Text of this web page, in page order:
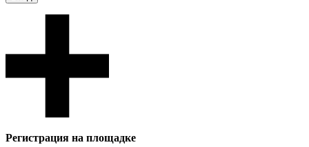
Регистрация на площадке